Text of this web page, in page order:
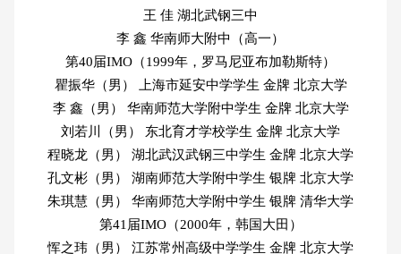
王 佳 湖北武钢三中
李 鑫 华南师大附中（高一）
第40届IMO（1999年，罗马尼亚布加勒斯特）
瞿振华（男） 上海市延安中学学生 金牌 北京大学
李 鑫（男） 华南师范大学附中学生 金牌 北京大学
刘若川（男） 东北育才学校学生 金牌 北京大学
程晓龙（男） 湖北武汉武钢三中学生 金牌 北京大学
孔文彬（男） 湖南师范大学附中学生 银牌 北京大学
朱琪慧（男） 华南师范大学附中学生 银牌 清华大学
第41届IMO（2000年，韩国大田）
恽之玮（男） 江苏常州高级中学学生 金牌 北京大学